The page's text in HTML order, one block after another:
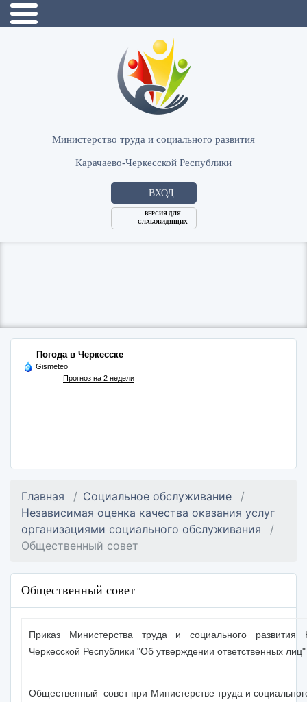
Министерство труда и социального развития
Карачаево-Черкесской Республики
ВХОД
ВЕРСИЯ ДЛЯ
СЛАБОВИДЯЩИХ
Погода в Черкесске
Gismeteo
Прогноз на 2 недели
Главная
Социальное обслуживание
Независимая оценка качества оказания услуг
организациями социального обслуживания
Общественный совет
Общественный совет
Приказ Министерства труда и социального развития
Черкесской Республики "Об утверждении ответственных лиц"
Общественный совет при Министерстве труда и